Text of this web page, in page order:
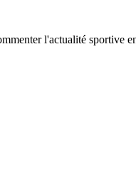
l'actualité sportive